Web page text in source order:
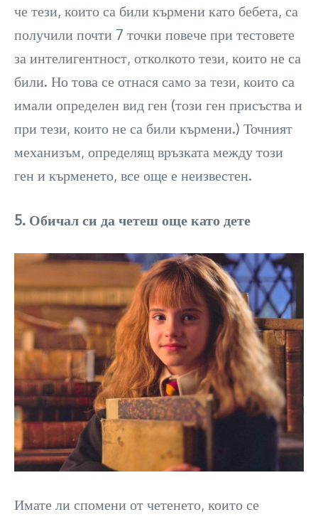
че тези, които са били кърмени като бебета, са
получили почти 7 точки повече при тестовете
за интелигентност, отколкото тези, които не са
били. Но това се отнася само за тези, които са
имали определен вид ген (този ген присъства и
при тези, които не са били кърмени.) Точният
механизъм, определящ връзката между този
ген и кърменето, все още е неизвестен.
5. Обичал си да четеш още като дете
Имате ли спомени от четенето, които се